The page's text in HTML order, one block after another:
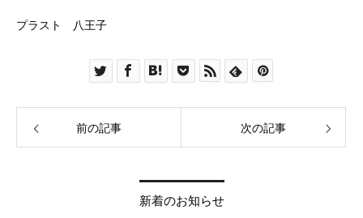
プラスト 八王子
前の記事 次の記事
新着のお知らせ